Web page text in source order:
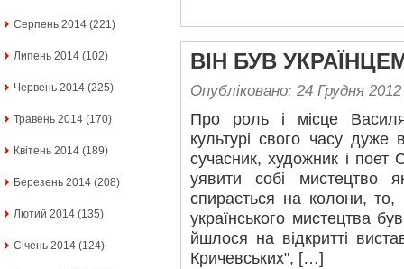
Серпень 2014 (221)
Липень 2014 (102)
Червень 2014 (225)
Травень 2014 (170)
Квітень 2014 (189)
Березень 2014 (208)
Лютий 2014 (135)
Січень 2014 (124)
ВІН БУВ
Опубліковано: 24 Грудня 2012
Про роль і місце Василя
культурі свого часу
сучасник, художник і
уявити собі мистецтво
спирається на колони,
українського мистецтва
йшлося на відкритті
Кричевських", […]